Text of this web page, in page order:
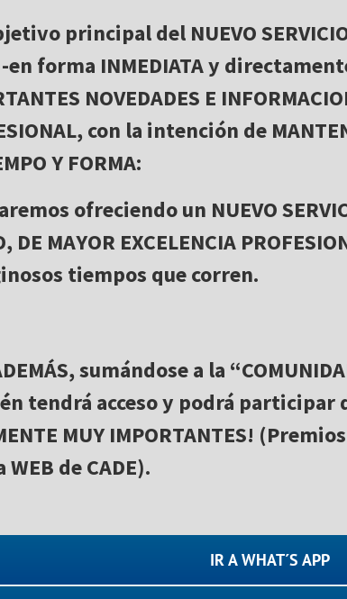
principal del NUEVO
en forma INMEDIATA y
NOVEDADES E
con la intención de
Y FORMA:
ofreciendo un NUEVO
DE MAYOR EXCELENCIA
tiempos que corren.
sumándose a la
tendrá acceso y podrá participar
MUY IMPORTANTES!
WEB de CADE).
IR A WHAT´S APP